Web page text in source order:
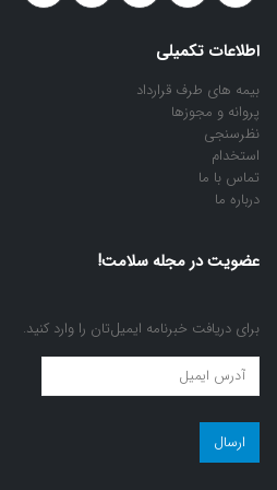
اطلاعات تکمیلی
بیمه های طرف قرارداد
پروانه و مجوزها
نظرسنجی
استخدام
تماس با ما
درباره ما
عضویت در مجله سلامت!
برای دریافت خبرنامه ایمیل‌تان را وارد کنید.
عضویت
در
مجله
سلامت!